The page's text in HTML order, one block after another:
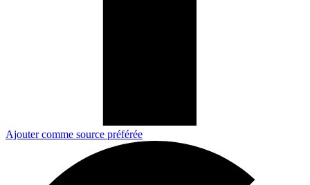
Ajouter comme source préférée